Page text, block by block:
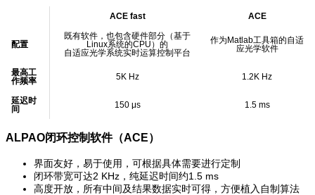
ACE fast ACE
配置
既有软件，也包含硬件部分（基于
Linux系统的CPU）的
自适应光学系统实时运算控制平台
作为Matlab工具箱的自适
应光学软件
最高工
作频率
5K Hz 1.2K Hz
延迟时
间
150 μs 1.5 ms
ALPAO闭环控制软件（ACE）
界面友好，易于使用，可根据具体需要进行定制
闭环带宽可达2 KHz，纯延迟时间约1.5 ms
高度开放，所有中间及结果数据实时可得，方便植入自制算法